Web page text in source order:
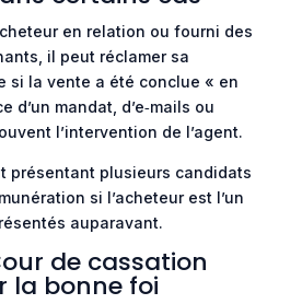
en relation ou fourni des
il peut réclamer sa
si la vente a été conclue « en
d’un mandat, d’e‑mails ou
l’intervention de l’agent.
présentant plusieurs candidats
si l’acheteur est l’un
auparavant.
de cassation
la bonne foi